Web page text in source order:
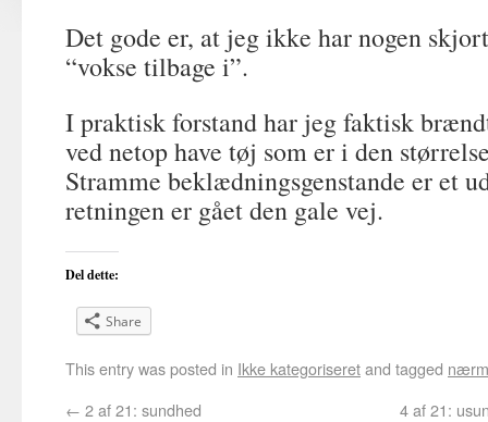
Det gode er, at jeg ikke har nogen
“vokse tilbage i”.
I praktisk forstand har jeg faktisk
ved netop have tøj som er i den
Stramme beklædningsgenstande er et
retningen er gået den gale vej.
Del dette:
Share
This entry was posted in Ikke kategoriseretand tagged
← 2 af 21: sundhed 4 af 21: